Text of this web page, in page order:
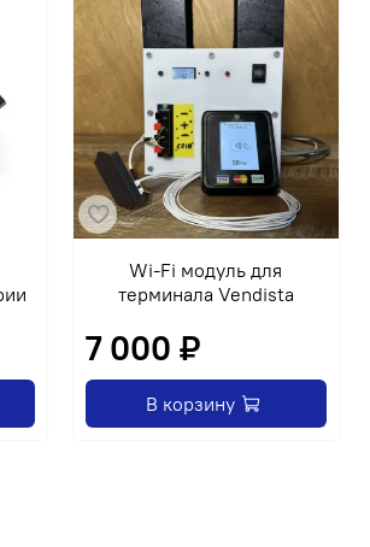
Wi-Fi модуль для
терминала Vendista
7 000 ₽
В корзину